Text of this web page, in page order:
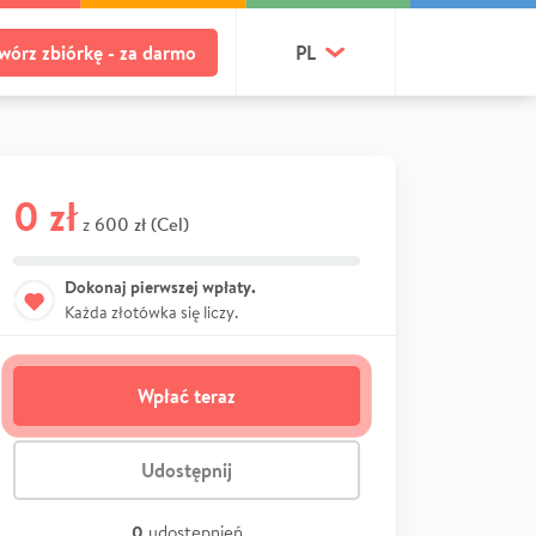
zbiórkę - za darmo PL
0 zł z 600 zł (Cel)
Dokonaj pierwszej wpłaty.
Każda złotówka się liczy.
Wpłać teraz
Udostępnij